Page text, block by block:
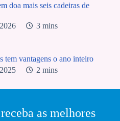
doa mais seis cadeiras de
3 mins
tem vantagens o ano inteiro
2 mins
as melhores